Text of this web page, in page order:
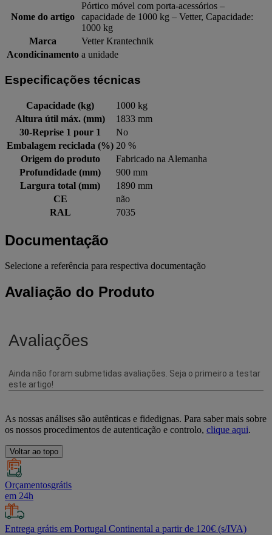
Nome do artigo
Pórtico móvel com porta-acessórios –
capacidade de 1000 kg – Vetter, Capacidade:
1000 kg
Marca
Vetter Krantechnik
Acondicinamento a unidade
Especificações técnicas
Capacidade (kg)
1000 kg
Altura útil máx. (mm)
1833 mm
30-Reprise 1 pour 1
No
Embalagem reciclada (%) 20 %
Origem do produto
Fabricado na Alemanha
Profundidade (mm)
900 mm
Largura total (mm)
1890 mm
CE
não
RAL
7035
Documentação
Selecione a referência para respectiva documentação
Avaliação do Produto
As nossas análises são autênticas e fidedignas. Para saber mais sobre
os nossos procedimentos de autenticação e controlo, clique aqui.
Voltar ao topo
Orçamentosgrátis
em 24h
Entrega grátis em Portugal Continental a partir de 120€ (s/IVA)